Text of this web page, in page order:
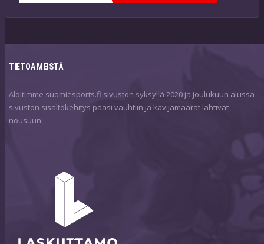
TIETOA MEISTÄ
Aloitimme suomiesports.fi sivuston syksyllä 2020 ja joulukuun alussa
sivuston sisältökehitys pääsi vauhtiin ja kävijämäärät lähtivät
nousuun.